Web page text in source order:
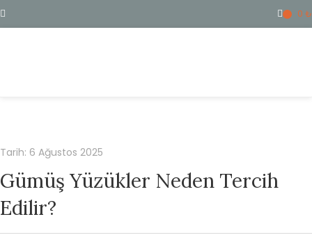
0 ₺
Tarih: 6 Ağustos 2025
Gümüş Yüzükler Neden Tercih
Edilir?